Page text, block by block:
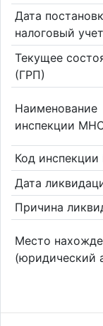
Дата
налоговый учет
Текущее
(ГРП)
Наименование
инспекции
Код
Дата
Причина
Место
(юридический